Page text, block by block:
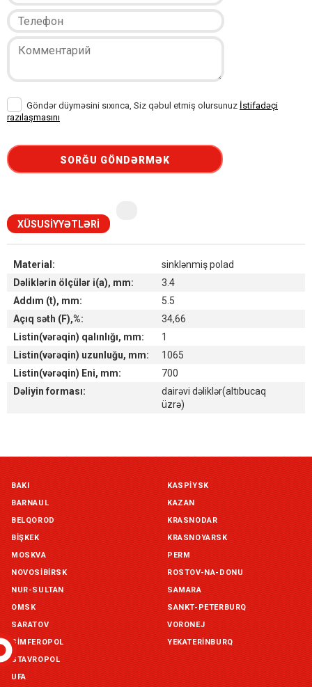
Göndər düyməsini sıxınca, Siz qəbul etmiş olursunuz İstifadəçi
razılaşmasını
SORĞU GÖNDƏRMƏK
XÜSUSIYYƏTLƏRI
Material:
sinklənmiş polad
Dəliklərin ölçülər i(a), mm:
3.4
Addım (t), mm:
5.5
Açıq səth (F),%:
34,66
Listin(vərəqin) qalınlığı, mm:
1
Listin(vərəqin) uzunluğu, mm:
1065
Listin(vərəqin) Eni, mm:
700
Dəliyin forması:
dairəvi dəliklər(altıbucaq
üzrə)
Симферополь склад (г. Симферополь, ул. Монтажная, 33а)
in stock:not in stock
Склад ГП и товаров (г. Воронеж, ул. Красный Октябрь, 1а, )
in stock:not in stock
Склад Екатеринбург (г. Екатеринбург, ул. Бисертская, д.1)
in stock:not in stock
Склад Казань (г. Казань, ул. Родины, д. 2)
in stock:not in stock
Склад Уфа (г. Уфа, ул. Центральная, д. 19Б )
in stock:not in stock
BAKI
BARNAUL
BELQOROD
BIŞKEK
KASPIYSK
KAZAN
KRASNODAR
KRASNOYARSK
MOSKVA
NOVOSIBIRSK
NUR-SULTAN
OMSK
PERM
ROSTOV-NA-DONU
SAMARA
SANKT-PETERBURQ
SARATOV
SIMFEROPOL
STAVROPOL
UFA
VORONEJ
YEKATERINBURQ